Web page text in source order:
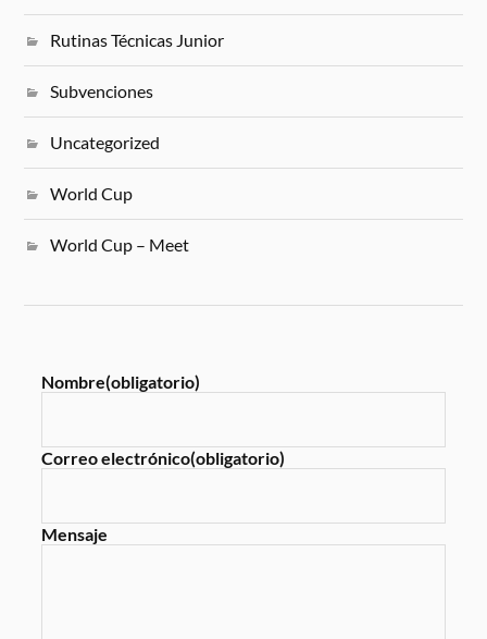
Rutinas Técnicas Junior
Subvenciones
Uncategorized
World Cup
World Cup – Meet
Nombre(obligatorio)
Correo electrónico(obligatorio)
Mensaje